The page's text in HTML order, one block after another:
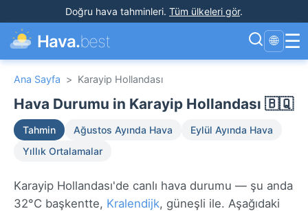
Doğru hava tahminleri. Tüm ülkeleri gör.
Hava.best 🌐 ☰
Ana Sayfa > Karayip Hollandası
Hava Durumu in Karayip Hollandası 🇧🇶
Tahmin Ağustos Ayında Hava
Eylül Ayında Hava
Yıllık Ortalamalar
Karayip Hollandası'de canlı hava durumu — şu anda
32°C başkentte, Kralendijk, güneşli ile. Aşağıdaki